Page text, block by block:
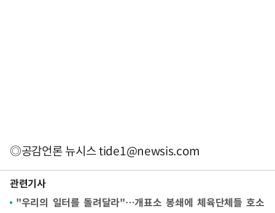
◎공감언론 뉴시스tide1@newsis.com
관련기사
"우리의 일터를 돌려달라"…개표소 봉쇄에 체육단체들 호소